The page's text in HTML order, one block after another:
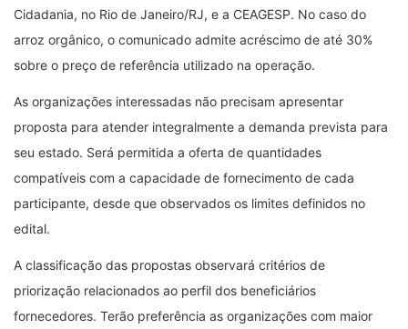
Cidadania, no Rio de Janeiro/RJ, e a CEAGESP. No caso do
arroz orgânico, o comunicado admite acréscimo de até 30%
sobre o preço de referência utilizado na operação.
As organizações interessadas não precisam apresentar
proposta para atender integralmente a demanda prevista para
seu estado. Será permitida a oferta de quantidades
compatíveis com a capacidade de fornecimento de cada
participante, desde que observados os limites definidos no
edital.
A classificação das propostas observará critérios de
priorização relacionados ao perfil dos beneficiários
fornecedores. Terão preferência as organizações com maior